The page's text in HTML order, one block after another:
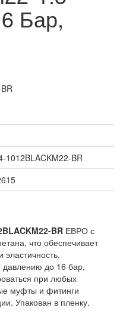
Бар,
1012BLACKM22-BR
BR ЕВРО с
что обеспечивает
эластичность.
давлению до 16 бар,
при любых
муфты и фитинги
Упакован в пленку.